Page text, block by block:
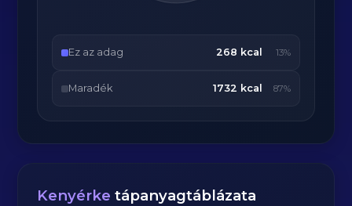
Ez az adag 268 kcal 13%
Maradék 1732 kcal 87%
Kenyérke tápanyagtáblázata